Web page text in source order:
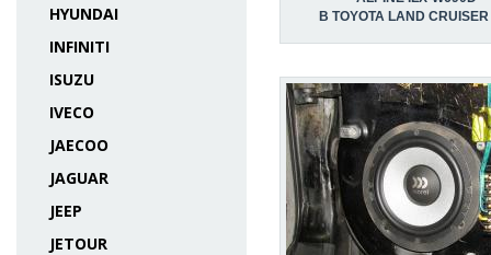
HYUNDAI
INFINITI
ISUZU
IVECO
JAECOO
JAGUAR
JEEP
JETOUR
В TOYOTA LAND